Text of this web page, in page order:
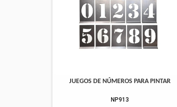
JUEGOS DE NÚMEROS PARA PINTAR
NP913